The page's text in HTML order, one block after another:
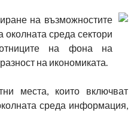
на възможностите
околната среда сектори
на фона на
на икономиката.
места, които включват
среда информация,